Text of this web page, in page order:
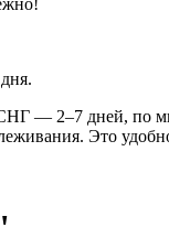
— 2–7 дней, по
Это